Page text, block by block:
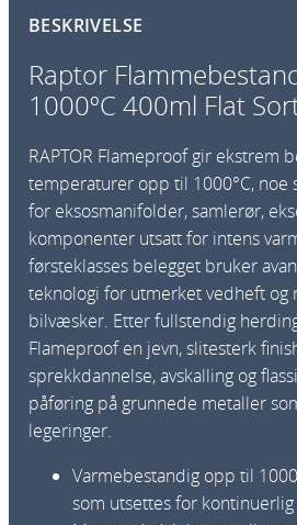
BESKRIVELSE
Raptor
1000ºC 400ml Flat
RAPTOR Flameproof gir ekstrem
temperaturer opp til 1000°C, noe
for eksosmanifolder, samlerør,
komponenter utsatt for intens
førsteklasses belegget bruker
teknologi for utmerket vedheft og
bilvæsker. Etter fullstendig
Flameproof en jevn, slitesterk
sprekkdannelse, avskalling og
påføring på grunnede metaller
legeringer.
Varmebestandig opp til
som utsettes for